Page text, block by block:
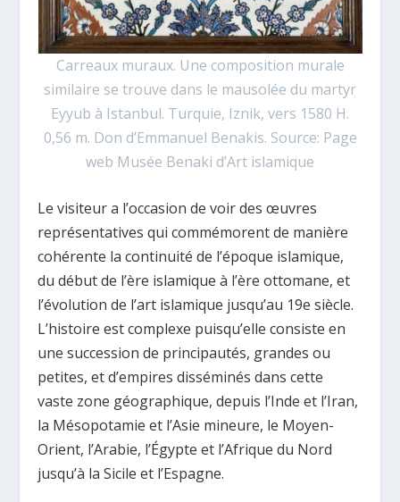
Carreaux muraux. Une composition murale
similaire se trouve dans le mausolée du martyr
Eyyub à Istanbul. Turquie, Iznik, vers 1580 H.
0,56 m. Don d’Emmanuel Benakis. Source: Page
web Musée Benaki d’Art islamique
Le visiteur a l’occasion de voir des œuvres
représentatives qui commémorent de manière
cohérente la continuité de l’époque islamique,
du début de l’ère islamique à l’ère ottomane, et
l’évolution de l’art islamique jusqu’au 19e siècle.
L’histoire est complexe puisqu’elle consiste en
une succession de principautés, grandes ou
petites, et d’empires disséminés dans cette
vaste zone géographique, depuis l’Inde et l’Iran,
la Mésopotamie et l’Asie mineure, le Moyen-
Orient, l’Arabie, l’Égypte et l’Afrique du Nord
jusqu’à la Sicile et l’Espagne.